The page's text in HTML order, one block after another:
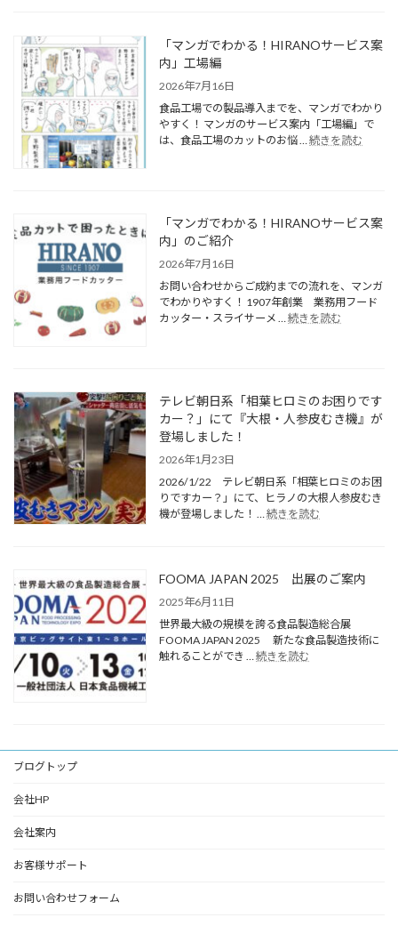
「マンガでわかる！HIRANOサービス案
内」工場編
2026年7月16日
食品工場での製品導入までを、マンガでわかり
やすく！ マンガのサービス案内「工場編」で
は、食品工場のカットのお悩 … 続きを読む
「マンガでわかる！HIRANOサービス案
内」のご紹介
2026年7月16日
お問い合わせからご成約までの流れを、マンガ
でわかりやすく！ 1907年創業 業務用フード
カッター・スライサーメ … 続きを読む
テレビ朝日系「相葉ヒロミのお困りです
カー？」にて『大根・人参皮むき機』が
登場しました！
2026年1月23日
2026/1/22 テレビ朝日系「相葉ヒロミのお困
りですカー？」にて、ヒラノの大根人参皮むき
機が登場しました！ … 続きを読む
FOOMA JAPAN 2025 出展のご案内
2025年6月11日
世界最大級の規模を誇る食品製造総合展
FOOMA JAPAN 2025 新たな食品製造技術に
触れることができ …続きを読む
ブログトップ
会社HP
会社案内
お客様サポート
お問い合わせフォーム